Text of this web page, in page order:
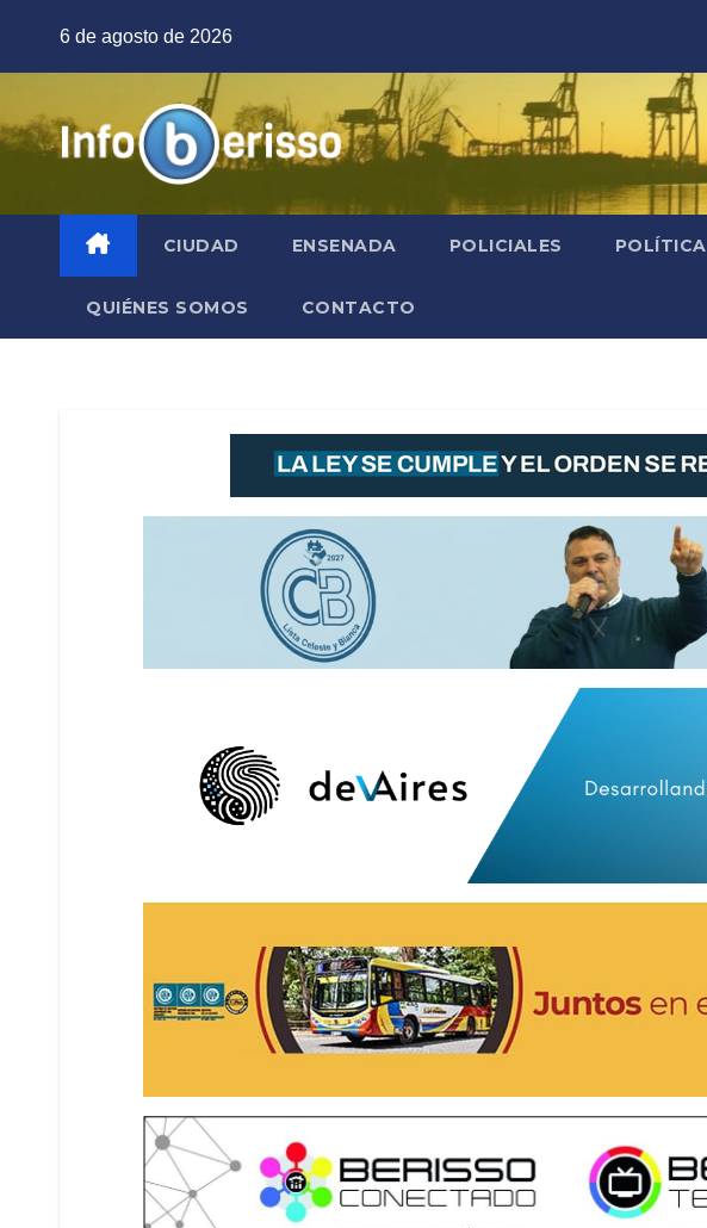
6 de agosto de 2026
CIUDAD ENSENADA POLICIALES POLÍTICA
QUIÉNES SOMOS CONTACTO